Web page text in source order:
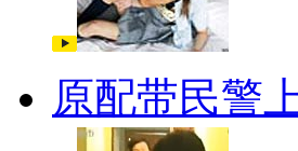
原配带民警